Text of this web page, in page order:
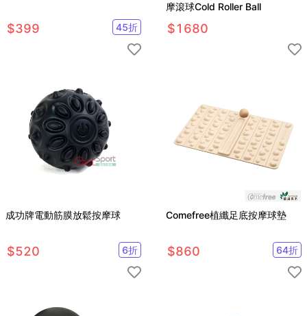
$399 45折
摩滾球Cold Roller Ball
$1680
成功牌電動筋膜放鬆按摩球
$520 6折
Comefree植纖足底按摩球墊
$860 64折